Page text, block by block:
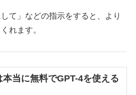
て」などの指示をすると、より
れます。
当に無料でGPT-4を使える